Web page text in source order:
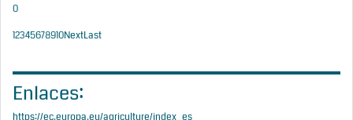
0
12345678910NextLast
Enlaces:
https://ec.europa.eu/agriculture/index_es